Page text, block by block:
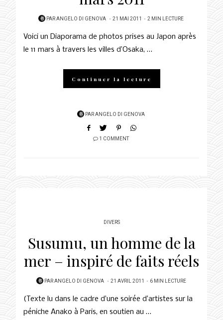
PARANGELO DI GENOVA
POSTED
21 MAI 2011 2 MIN LECTURE
Voici un Diaporama de photos prises au Japon après
le 11 mars à travers les villes d’Osaka, …
Continuer la lecture
PARANGELO DI GENOVA
1 COMMENT
DIVERS
Susumu, un homme de la
mer – inspiré de faits réels
PARANGELO DI GENOVA
POSTED
21 AVRIL 2011 6 MIN LECTURE
(Texte lu dans le cadre d’une soirée d’artistes sur la
péniche Anako à Paris, en soutien au …